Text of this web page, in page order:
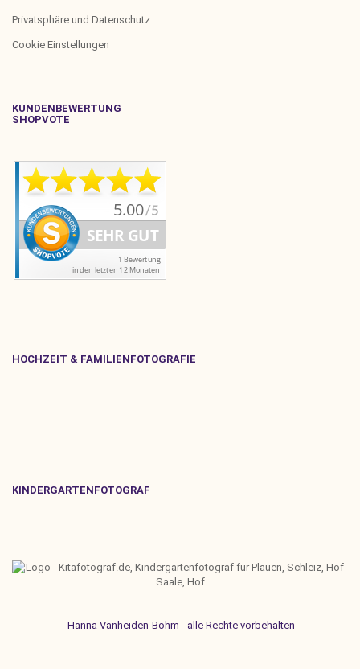
Privatsphäre und Datenschutz
Cookie Einstellungen
KUNDENBEWERTUNG
SHOPVOTE
HOCHZEIT & FAMILIENFOTOGRAFIE
KINDERGARTENFOTOGRAF
Hanna Vanheiden-Böhm - alle Rechte vorbehalten